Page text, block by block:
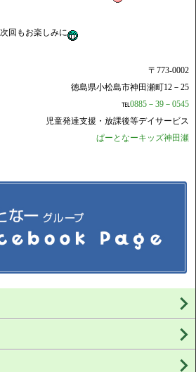
次回もお楽しみに
〒773-0002
徳島県小松島市神田瀬町12－25
℡0885－39－0545
児童発達支援・放課後等デイサービス
ぱーとなーキッズ神田瀬